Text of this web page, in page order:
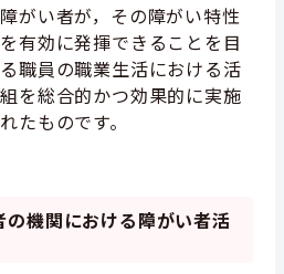
がい者が，その障がい特性
有効に発揮できることを目
職員の職業生活における活
を総合的かつ効果的に実施
たものです。
機関における障がい者活